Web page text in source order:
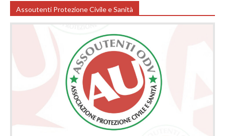
Assoutenti Protezione Civile e Sanità